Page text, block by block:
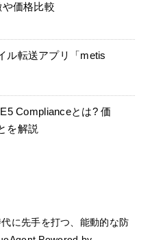
価格比較
ル転送アプリ「metis
Complianceとは? 価
を解説
代に先手を打つ、能動的な防